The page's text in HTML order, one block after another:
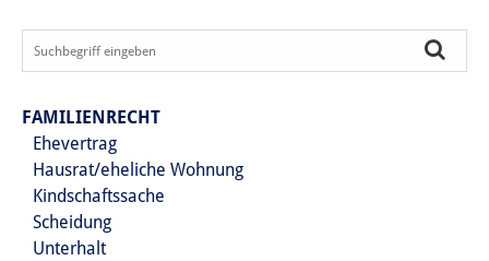
FAMILIENRECHT
Ehevertrag
Hausrat/eheliche Wohnung
Kindschaftssache
Scheidung
Unterhalt